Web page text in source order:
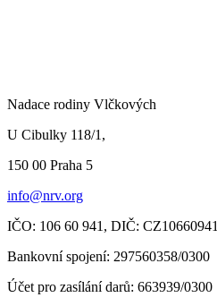
Nadace rodiny Vlčkových
U Cibulky 118/1,
150 00 Praha 5
info@nrv.org
IČO: 106 60 941, DIČ: CZ10660941
Bankovní spojení: 297560358/0300
Účet pro zasílání darů: 663939/0300